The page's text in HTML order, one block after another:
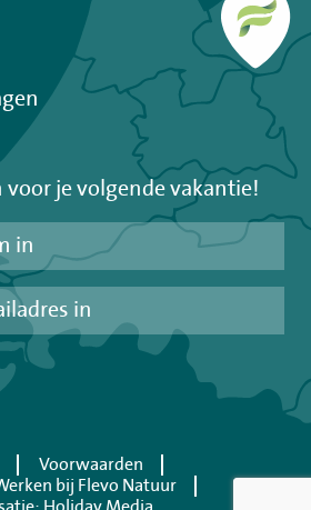
voor je volgende vakantie!
Voorwaarden
bij Flevo Natuur